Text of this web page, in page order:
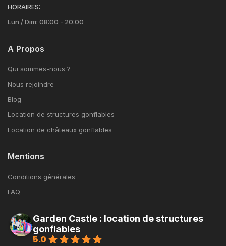
HORAIRES:
Lun / Dim: 08:00 - 20:00
A Propos
Qui sommes-nous ?
Nous rejoindre
Blog
Location de structures gonflables
Location de châteaux gonflables
Mentions
Conditions générales
FAQ
Garden Castle : location de structures
gonflables
5.0